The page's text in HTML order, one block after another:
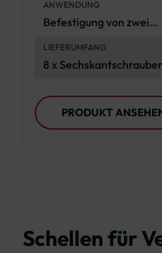
(Unterlegscheiben)
ANWENDUNG
Befestigung von zwei
LIEFERUMFANG
8 x
Unterlegscheiben, 8 x
Edelstahl-
Unterlegscheiben, 8 x
PRODUKT
Schellen für